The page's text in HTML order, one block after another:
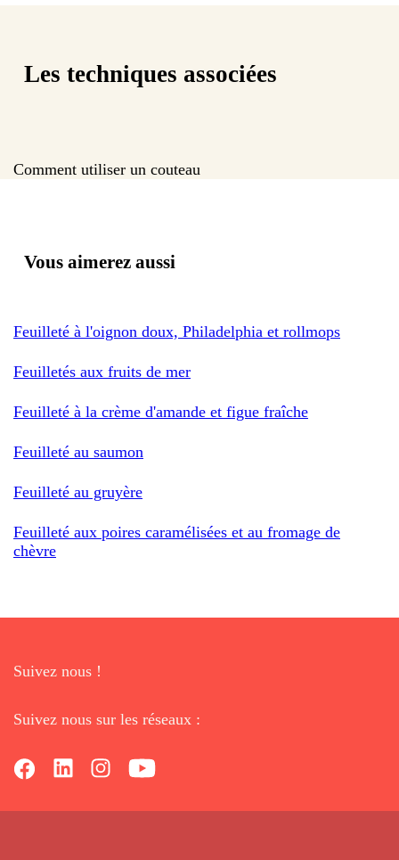
Les techniques associées
Comment utiliser un couteau
Vous aimerez aussi
Feuilleté à l'oignon doux, Philadelphia et rollmops
Feuilletés aux fruits de mer
Feuilleté à la crème d'amande et figue fraîche
Feuilleté au saumon
Feuilleté au gruyère
Feuilleté aux poires caramélisées et au fromage de
chèvre
Suivez nous !
Suivez nous sur les réseaux :